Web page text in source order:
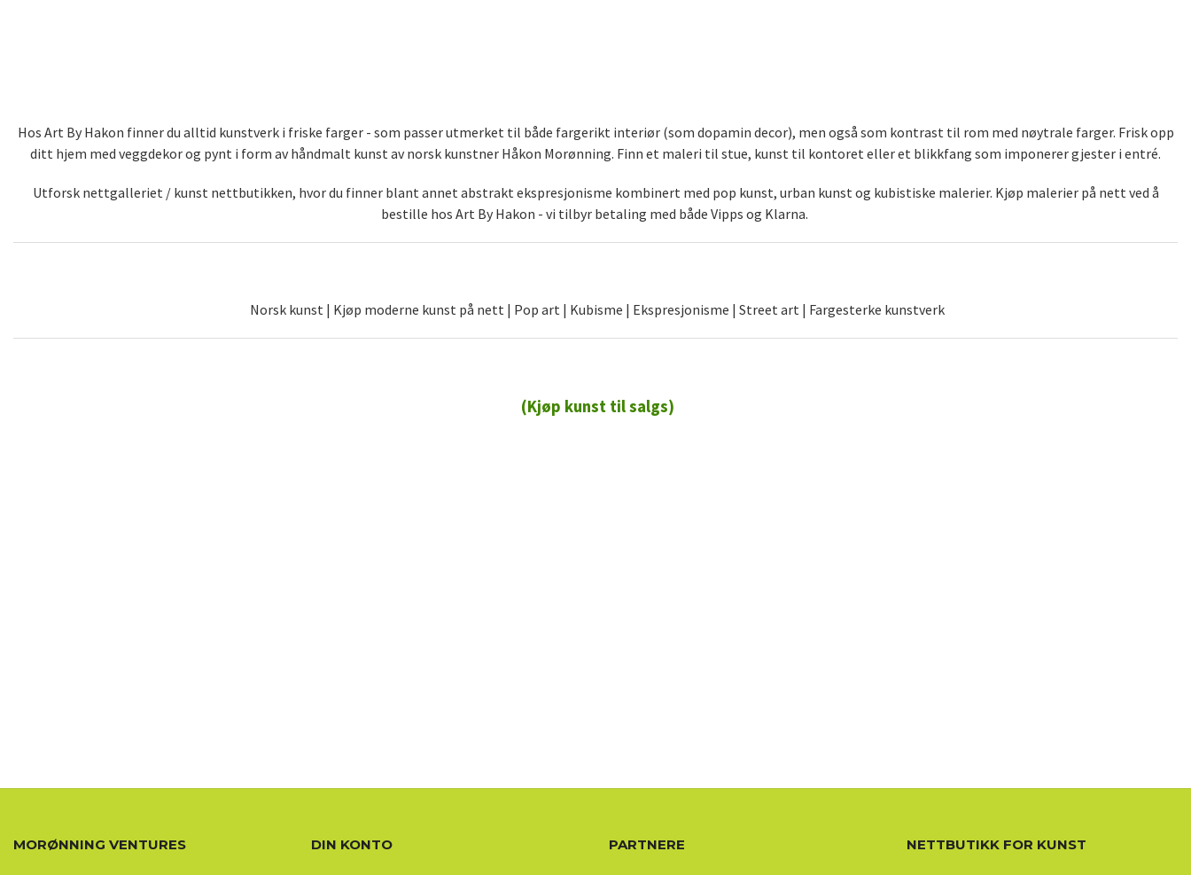
Hos Art By Hakon finner du alltid kunstverk i friske farger - som passer utmerket til både fargerikt interiør (som dopamin decor), men også som kontrast til rom med nøytrale farger. Frisk opp
ditt hjem med veggdekor og pynt i form av håndmalt kunst av norsk kunstner Håkon Morønning. Finn et maleri til stue, kunst til kontoret eller et blikkfang som imponerer gjester i entré.
Utforsk nettgalleriet / kunst nettbutikken, hvor du finner blant annet abstrakt ekspresjonisme kombinert med pop kunst, urban kunst og kubistiske malerier. Kjøp malerier på nett ved å
bestille hos Art By Hakon - vi tilbyr betaling med både Vipps og Klarna.
Norsk kunst | Kjøp moderne kunst på nett | Pop art | Kubisme | Ekspresjonisme | Street art | Fargesterke kunstverk
(Kjøp kunst til salgs)
MORØNNING VENTURES DIN KONTO PARTNERE NETTBUTIKK FOR KUNST